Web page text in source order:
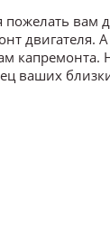
пожелать вам
двигателя.
капремонта.
ваших